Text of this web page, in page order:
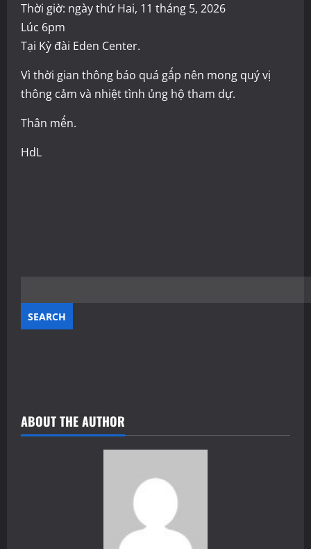
Thời giờ: ngày thứ Hai, 11 tháng 5, 2026
Lúc 6pm
Tại Kỳ đài Eden Center.
Vì thời gian thông báo quá gấp nên mong quý vị
thông cảm và nhiệt tình ủng hộ tham dự.
Thân mến.
HdL
ABOUT THE AUTHOR